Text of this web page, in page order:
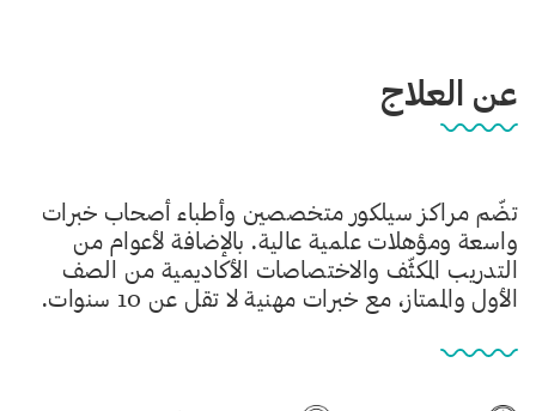
عن العلاج
تضّم مراكز سيلكور متخصصين وأطباء أصحاب خبرات
واسعة ومؤهلات علمية عالية. بالإضافة لأعوام من
التدريب المكثّف والاختصاصات الأكاديمية من الصف
الأول والممتاز، مع خبرات مهنية لا تقل عن 10 سنوات.